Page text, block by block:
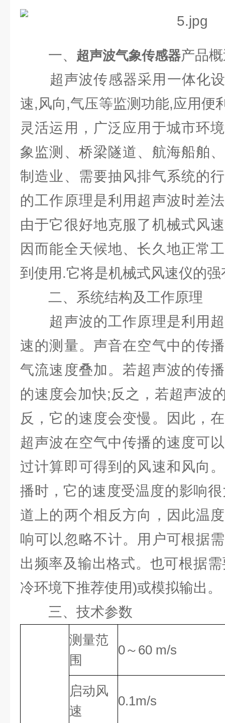
一、 超声波气象传感器产品
超声波传感器采用一体化设
速,风向,气压等监测功能,应用便
灵活运用，广泛应用于城市环
象监测、桥梁隧道、航海船舶
制造业、需要抽风排气系统的
的工作原理是利用超声波时差
由于它很好地克服了机械式风
因而能全天候地、长久地正常
到使用.它将是机械式风速仪的
二、系统结构及工作原理
超声波的工作原理是利用超
速的测量。声音在空气中的传
气流速度叠加。若超声波的传
的速度会加快;反之，若超声波
反，它的速度会变慢。因此，
超声波在空气中传播的速度可
过计算即可得到的风速和风向
播时，它的速度受温度的影响
道上的两个相反方向，因此温
响可以忽略不计。用户可根据
出频率及输出格式。也可根据
冷环境下推荐使用)或模拟输出。
三、技术参数
测量范
围
0～60 m/s
启动风
速
0.1m/s